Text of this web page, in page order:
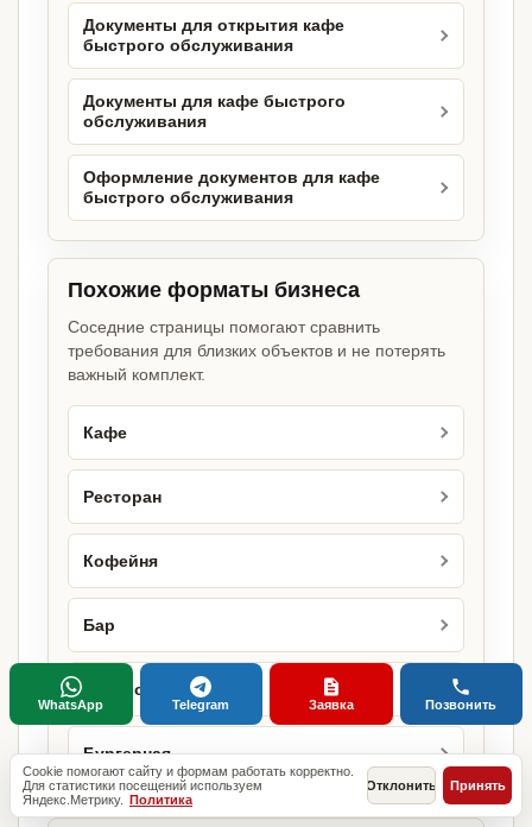
Документы для открытия кафе
быстрого обслуживания
Документы для кафе быстрого
обслуживания
Оформление документов для кафе
быстрого обслуживания
Похожие форматы бизнеса
Соседние страницы помогают сравнить
требования для близких объектов и не потерять
важный комплект.
Кафе
Ресторан
Кофейня
Бар
Бистро
Бургерная
Cookie помогают сайту и формам работать корректно.
Для статистики посещений используем
Яндекс.Метрику. Политика
Отклонить Принять
WhatsApp Telegram Заявка Позвонить